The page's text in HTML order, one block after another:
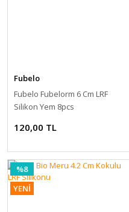
Fubelo
Fubelo Fubelorm 6 Cm LRF
Silikon Yem 8pcs
120,00 TL
%8
YENİ